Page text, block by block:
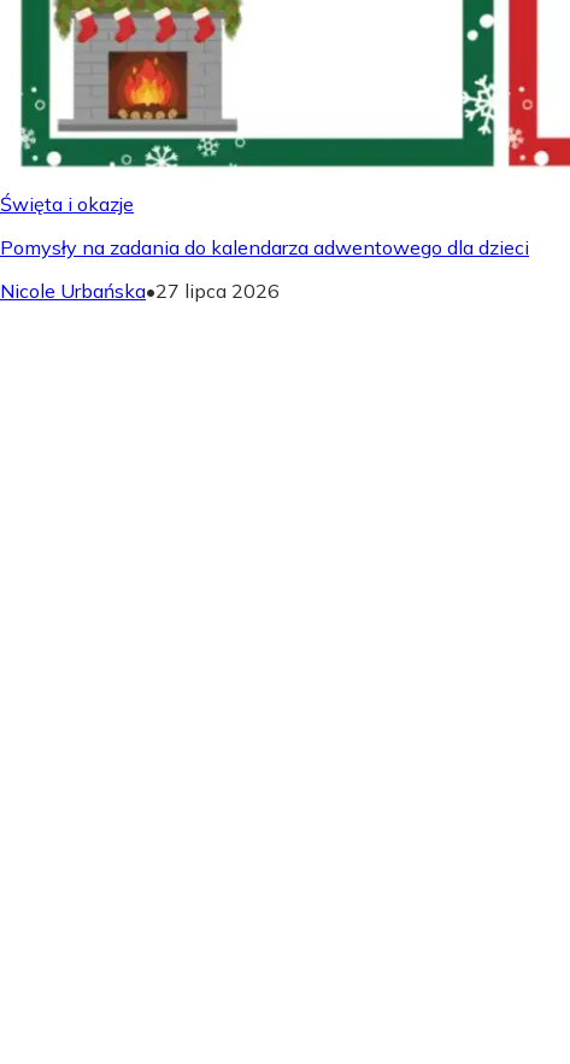
Święta i okazje
Pomysły na zadania do kalendarza adwentowego dla dzieci
Nicole Urbańska•27 lipca 2026